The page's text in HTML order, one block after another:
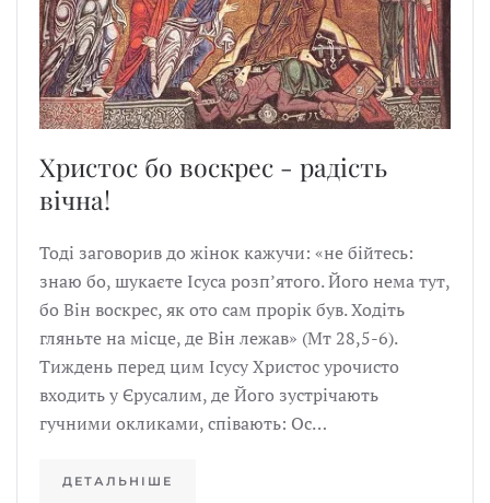
Христос бо воскрес - радість
вічна!
Тоді заговорив до жінок кажучи: «не бійтесь:
знаю бо, шукаєте Ісуса розпʼятого. Його нема тут,
бо Він воскрес, як ото сам прорік був. Ходіть
гляньте на місце, де Він лежав» (Мт 28,5-6).
Тиждень перед цим Ісусу Христос урочисто
входить у Єрусалим, де Його зустрічають
гучними окликами, співають: Ос…
ДЕТАЛЬНІШЕ